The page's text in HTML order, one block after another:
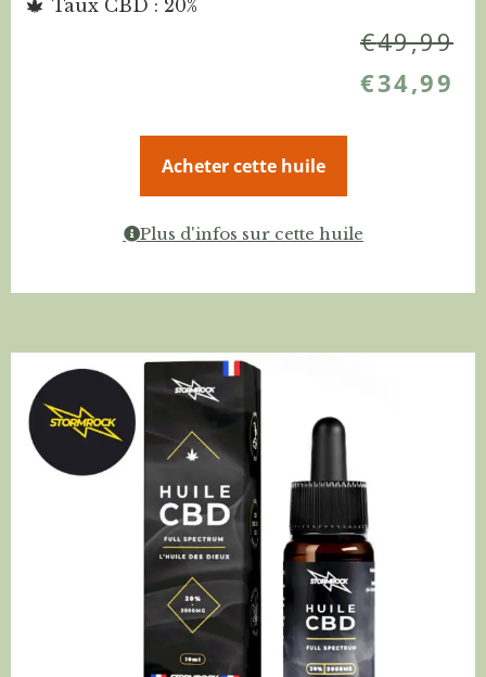
Taux CBD : 20%
€49,99
€34,99
Acheter cette huile
Plus d'infos sur cette huile